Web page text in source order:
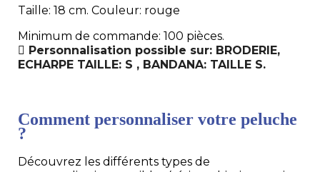
Taille: 18 cm. Couleur: rouge
Minimum de commande: 100 pièces.
Personnalisation possible sur: BRODERIE,
ECHARPE TAILLE: S , BANDANA: TAILLE S.
Comment personnaliser votre peluche
?
Découvrez les différents types de